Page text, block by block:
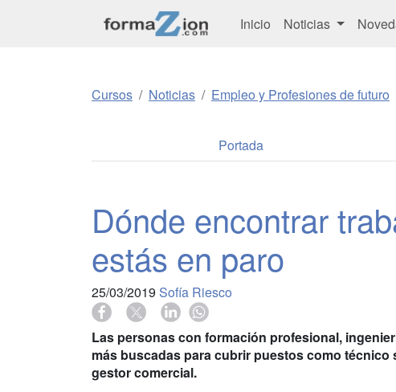
Inicio Noticias
Cursos Noticias Empleo y Profesiones de futuro
Portada
Dónde encontrar
estás en paro
25/03/2019 Sofía Riesco
Las personas con formación profesional,
más buscadas para cubrir puestos como
gestor comercial.